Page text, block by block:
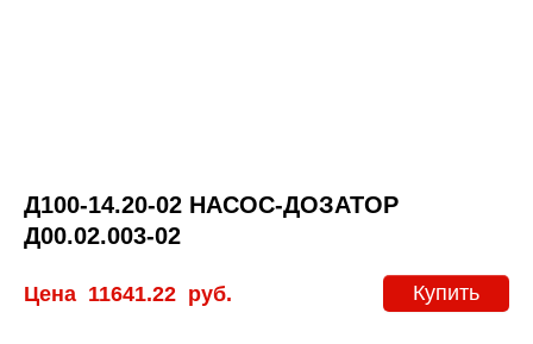
Д100-14.20-02 НАСОС-ДОЗАТОР
Д00.02.003-02
Купить
Цена 11641.22 руб.